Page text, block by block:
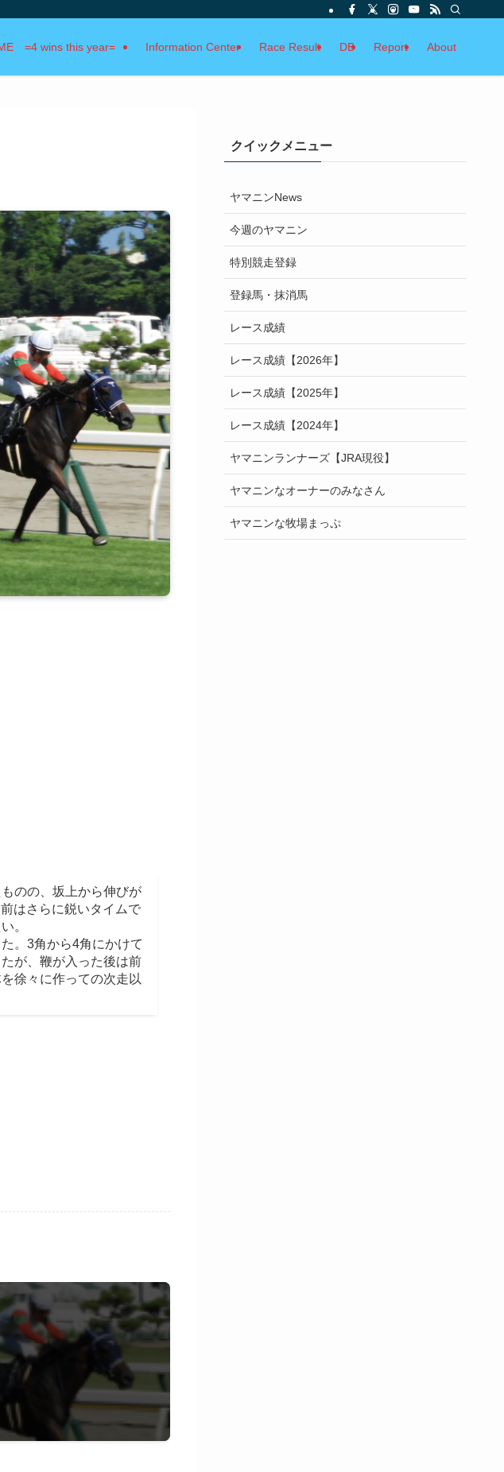
=4 wins this year= Information Center Race Result DB Report About
のの、坂上から伸びが
はさらに鋭いタイムで
。
。3角から4角にかけて
が、鞭が入った後は前
徐々に作っての次走以
クイックメニュー
ヤマニンNews
今週のヤマニン
特別競走登録
登録馬・抹消馬
レース成績
レース成績【2026年】
レース成績【2025年】
レース成績【2024年】
ヤマニンランナーズ【JRA現役】
ヤマニンなオーナーのみなさん
ヤマニンな牧場まっぷ